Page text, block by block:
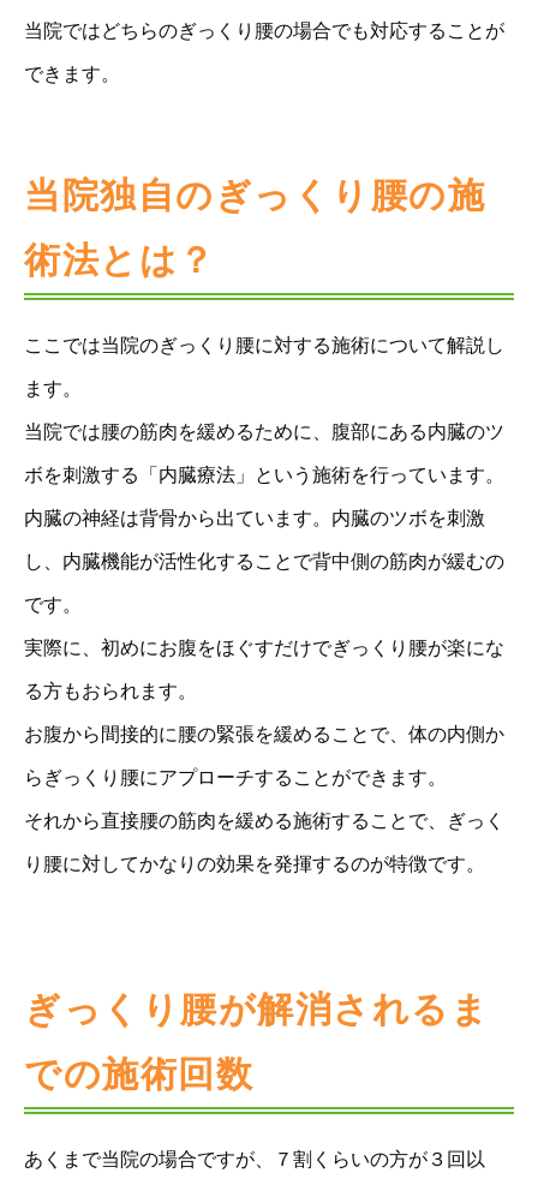
当院ではどちらのぎっくり腰の場合でも対応することが
できます。
当院独自のぎっくり腰の施
術法とは？
ここでは当院のぎっくり腰に対する施術について解説し
ます。
当院では腰の筋肉を緩めるために、腹部にある内臓のツ
ボを刺激する「内臓療法」という施術を行っています。
内臓の神経は背骨から出ています。内臓のツボを刺激
し、内臓機能が活性化することで背中側の筋肉が緩むの
です。
実際に、初めにお腹をほぐすだけでぎっくり腰が楽にな
る方もおられます。
お腹から間接的に腰の緊張を緩めることで、体の内側か
らぎっくり腰にアプローチすることができます。
それから直接腰の筋肉を緩める施術することで、ぎっく
り腰に対してかなりの効果を発揮するのが特徴です。
ぎっくり腰が解消されるま
での施術回数
あくまで当院の場合ですが、７割くらいの方が３回以